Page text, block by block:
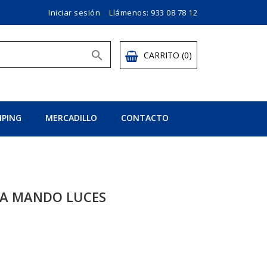
Iniciar sesión Llámenos: 933 08 78 12
CARRITO (0)

MERCADILLO CONTACTO
MANDO LUCES